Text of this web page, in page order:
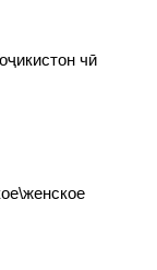
чӣ